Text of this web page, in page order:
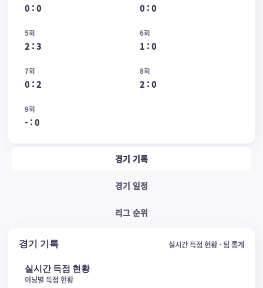
0 : 0 0 : 0
5회
2 : 3
6회
1 : 0
7회
0 : 2
8회
2 : 0
9회
- : 0
경기 기록
경기 일정
리그 순위
경기 기록 실시간 득점 현황 · 팀 통계
실시간 득점 현황
이닝별 득점 현황